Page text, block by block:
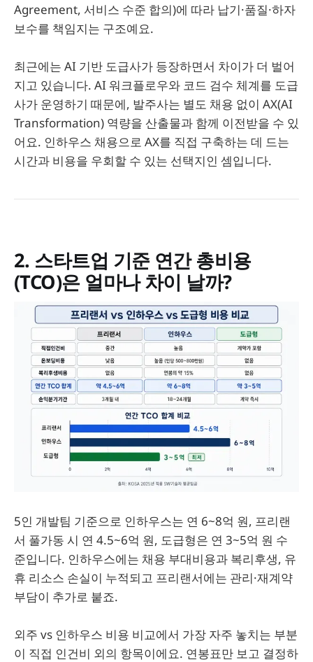
Agreement, 서비스 수준 합의)에 따라 납기·품질·하자
보수를 책임지는 구조예요.
최근에는 AI 기반 도급사가 등장하면서 차이가 더 벌어
지고 있습니다. AI 워크플로우와 코드 검수 체계를 도급
사가 운영하기 때문에, 발주사는 별도 채용 없이 AX(AI
Transformation) 역량을 산출물과 함께 이전받을 수 있
어요. 인하우스 채용으로 AX를 직접 구축하는 데 드는
시간과 비용을 우회할 수 있는 선택지인 셈입니다.
2. 스타트업 기준 연간 총비용
(TCO)은 얼마나 차이 날까?
5인 개발팀 기준으로 인하우스는 연 6~8억 원, 프리랜
서 풀가동 시 연 4.5~6억 원, 도급형은 연 3~5억 원 수
준입니다. 인하우스에는 채용 부대비용과 복리후생, 유
휴 리소스 손실이 누적되고 프리랜서에는 관리·재계약
부담이 추가로 붙죠.
외주 vs 인하우스 비용 비교에서 가장 자주 놓치는 부분
이 직접 인건비 외의 항목이에요. 연봉표만 보고 결정하